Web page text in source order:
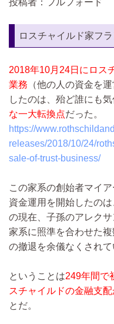
投稿者：フルフォード
ロスチャイルド家フ
2018年10月24日にロス
業務 （他の人の資金を運
したのは、殆ど誰にも
な一大転換点だった。
https://
releases/2018/10/24/
sale-of-trust-business/
この家系の創始者マイ
資金運用を開始したの
の現在、子孫のアレク
家系に照準を合わせた
の撤退を余儀なくされて
ということは249年間で
スチャイルドの金融支
とだ。